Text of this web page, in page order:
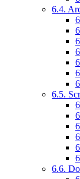
6.4.
6.5.
6.6.